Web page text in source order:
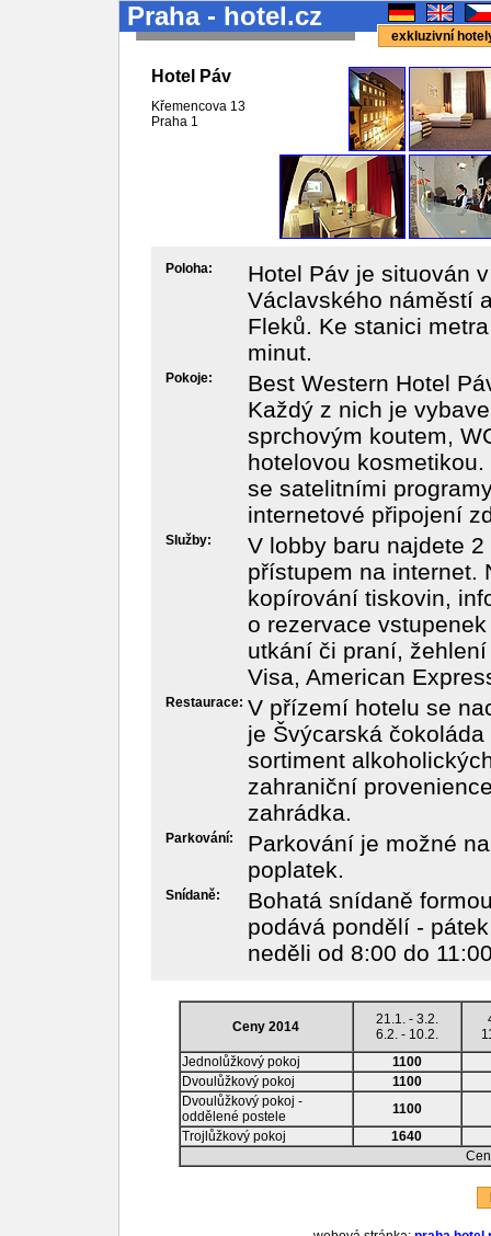
Praha - hotel.cz
exkluzivní
Hotel Páv
Křemencova 13
Praha 1
Poloha:
Hotel Páv je situován
Václavského náměstí
Fleků. Ke stanici
minut.
Pokoje:
Best Western Hotel
Každý z nich je
sprchovým koutem,
hotelovou
se satelitními
internetové připojení
Služby:
V lobby baru najdete
přístupem na internet.
kopírování tiskovin,
o rezervace
utkání či praní,
Visa, American
Restaurace: V přízemí hotelu se
je Švýcarská
sortiment
zahraniční
zahrádka.
Parkování:
Parkování je možné
poplatek.
Snídaně:
Bohatá snídaně
podává pondělí -
neděli od 8:00 do
Ceny 2014
21.1. - 3.2.
6.2. - 10.2.
Jednolůžkový pokoj
1100
Dvoulůžkový pokoj
1100
Dvoulůžkový pokoj -
oddělené postele
1100
Trojlůžkový pokoj
1640